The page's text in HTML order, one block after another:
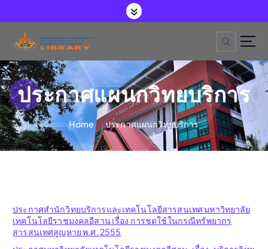
o
c
o
n
t
e
n
t
ประกาศแผนกวิทยบริการ
Home ประกาศแผนกวิทยบริการ
ประกาศสำนักวิทยบริการและเทคโนโลยีสารสนเทศ มหาวิทยาลัย
เทคโนโลยีราชมงคลอีสาน เรื่อง การชดใช้ในกรณีทรัพยากร
สารสนเทศสูญหาย พ.ศ. 2555